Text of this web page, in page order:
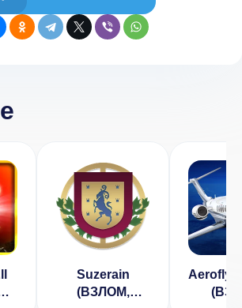
Suzerain
(ВЗЛОМ,
Aerofly